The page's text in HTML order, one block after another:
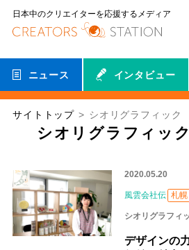
日本中のクリエイターを応援するメディア
ニュース インタビュー
サイトトップ シオリグラフィック
シオリグラフィッ
2020.05.20
風雲会社伝 札幌
シオリグラフィ
デザインの